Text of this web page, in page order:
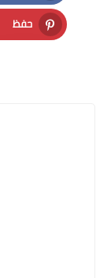
Facebook
حفظ
Pinterest